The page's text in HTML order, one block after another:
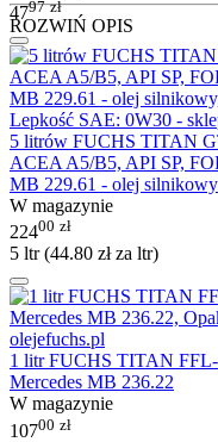
ROZWIŃ OPIS
4797 zł
5 litrów FUCHS TITAN
ACEA A5/B5, API SP,
MB 229.61 - olej silnikowy
W magazynie
22400 zł
5 ltr (44.80 złza ltr)
1 litr FUCHS TITAN FFL-
Mercedes MB 236.22
W magazynie
10700 zł